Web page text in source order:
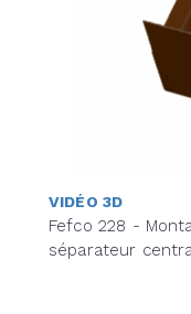
VIDÉO 3D
Fefco 228 -
séparateur